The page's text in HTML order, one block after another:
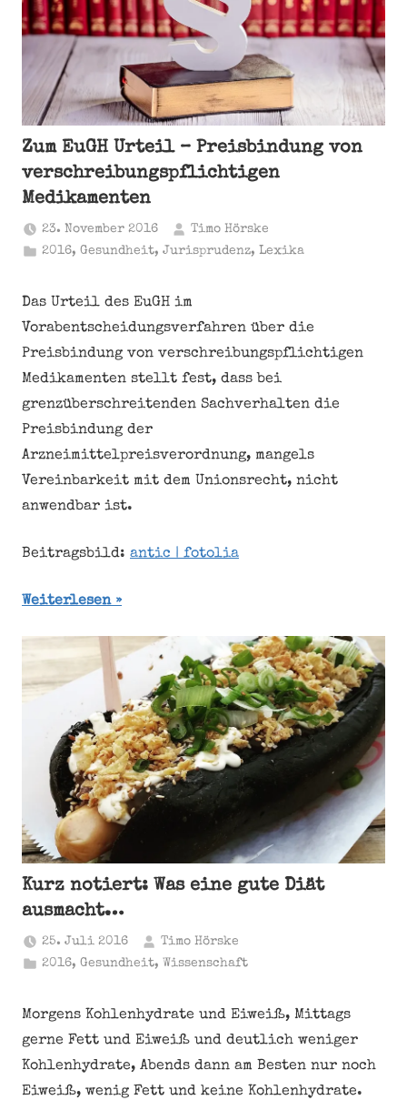
Zum EuGH Urteil – Preisbindung von
verschreibungspflichtigen
Medikamenten
23. November 2016
Timo Hörske
2016,Gesundheit,Jurisprudenz,Lexika
Das Urteil des EuGH im
Vorabentscheidungsverfahren über die
Preisbindung von verschreibungspflichtigen
Medikamenten stellt fest, dass bei
grenzüberschreitenden Sachverhalten die
Preisbindung der
Arzneimittelpreisverordnung, mangels
Vereinbarkeit mit dem Unionsrecht, nicht
anwendbar ist.
Beitragsbild: antic | fotolia
Weiterlesen
Kurz notiert: Was eine gute Diät
ausmacht…
25. Juli 2016
Timo Hörske
2016,Gesundheit,Wissenschaft
Morgens Kohlenhydrate und Eiweiß, Mittags
gerne Fett und Eiweiß und deutlich weniger
Kohlenhydrate, Abends dann am Besten nur noch
Eiweiß, wenig Fett und keine Kohlenhydrate.